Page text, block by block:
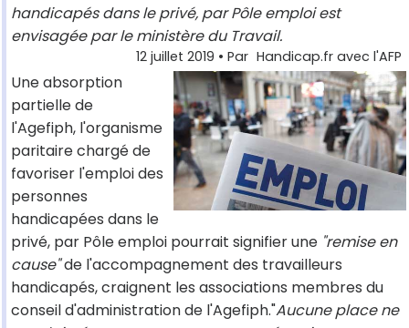
handicapés dans le privé, par Pôle emploi est
envisagée par le ministère du Travail.
12 juillet 2019 • Par Handicap.fr avec l'AFP
Une absorption
partielle de
l'Agefiph, l'organisme
paritaire chargé de
favoriser l'emploi des
personnes
handicapées dans le
privé, par Pôle emploi pourrait signifier une "remise en
cause"de l'accompagnement des travailleurs
handicapés, craignent les associations membres du
conseil d'administration de l'Agefiph."Aucune place ne